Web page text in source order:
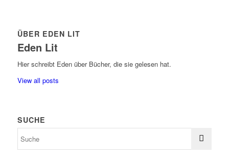
ÜBER EDEN LIT
Eden Lit
Hier schreibt Eden über Bücher, die sie gelesen hat.
View all posts
SUCHE